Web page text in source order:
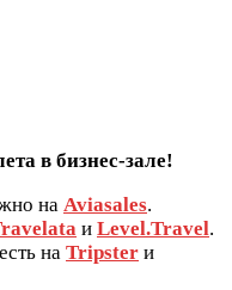
в бизнес-зале!
на Aviasales.
и Level.Travel.
на Tripster и